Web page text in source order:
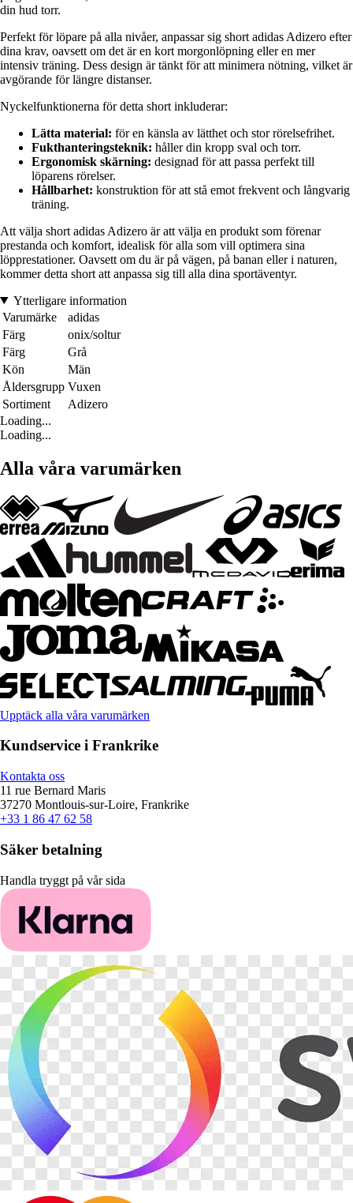
din hud torr.
Perfekt för löpare på alla nivåer, anpassar sig short adidas Adizero efter
dina krav, oavsett om det är en kort morgonlöpning eller en mer
intensiv träning. Dess design är tänkt för att minimera nötning, vilket är
avgörande för längre distanser.
Nyckelfunktionerna för detta short inkluderar:
Lätta material: för en känsla av lätthet och stor rörelsefrihet.
Fukthanteringsteknik: håller din kropp sval och torr.
Ergonomisk skärning: designad för att passa perfekt till
löparens rörelser.
Hållbarhet: konstruktion för att stå emot frekvent och långvarig
träning.
Att välja short adidas Adizero är att välja en produkt som förenar
prestanda och komfort, idealisk för alla som vill optimera sina
löpprestationer. Oavsett om du är på vägen, på banan eller i naturen,
kommer detta short att anpassa sig till alla dina sportäventyr.
Ytterligare information
Varumärke
adidas
Färg
onix/soltur
Färg
Grå
Kön
Män
Åldersgrupp Vuxen
Sortiment
Adizero
Loading...
Loading...
Alla våra varumärken
Upptäck alla våra varumärken
Kundservice i Frankrike
Kontakta oss
11 rue Bernard Maris
37270 Montlouis-sur-Loire, Frankrike
+33 1 86 47 62 58
Säker betalning
Handla tryggt på vår sida